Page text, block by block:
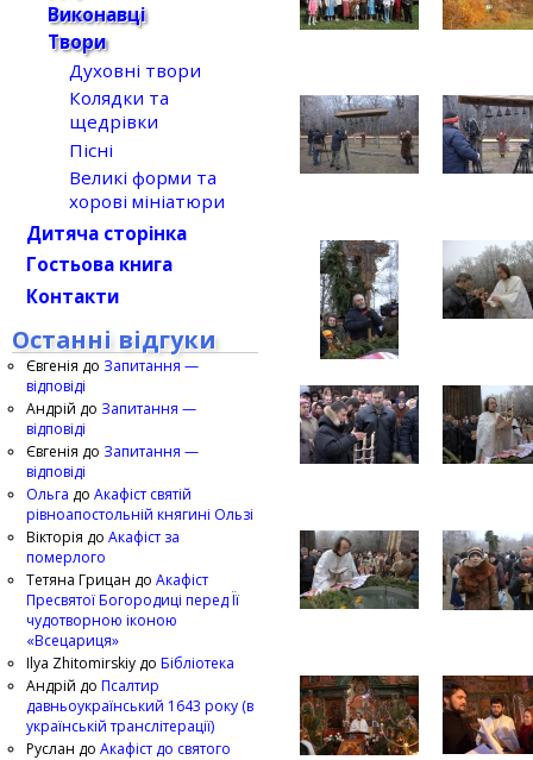
Виконавці
Твори
Духовні твори
Колядки та
щедрівки
Пісні
Великі форми та
хорові мініатюри
Дитяча сторінка
Гостьова книга
Контакти
Останні відгуки
Євгенія до Запитання —
відповіді
Андрій до Запитання —
відповіді
Євгенія до Запитання —
відповіді
Ольга до Акафіст святій
рівноапостольній княгині Ользі
Вікторія до Акафіст за
померлого
Тетяна Грицан до Акафіст
Пресвятої Богородиці перед Її
чудотворною іконою
«Всецариця»
Ilya Zhitomirskiy до Бібліотека
Андрій до Псалтир
давньоукраїнський 1643 року (в
українській транслітерації)
Руслан до Акафіст до святого